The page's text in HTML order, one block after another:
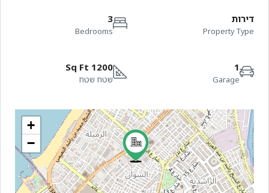
דירות
Property Type
3
Bedrooms
1
Garage
1200 Sq Ft
שטח שטח
+
−